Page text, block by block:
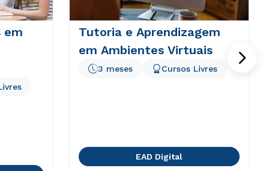
em
Tutoria e Aprendizagem
em Ambientes Virtuais
3 meses Cursos Livres
EAD Digital